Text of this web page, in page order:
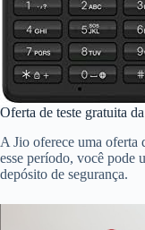
Oferta de teste gratuita
A Jio oferece uma oferta
esse período, você pode
depósito de segurança.